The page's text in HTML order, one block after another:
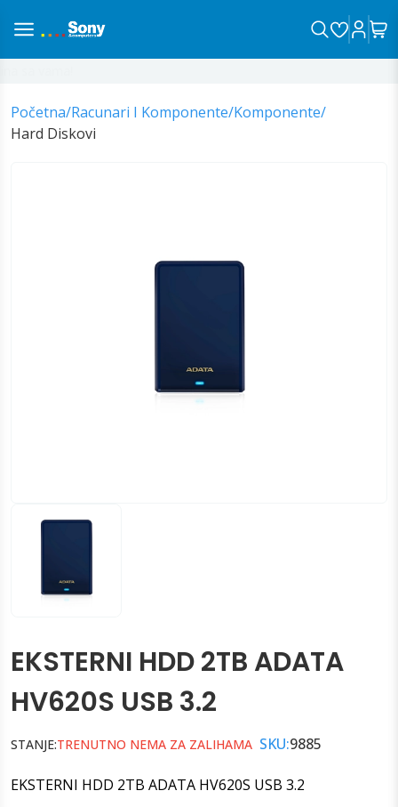
Početna/Racunari I Komponente/Komponente/
Hard Diskovi
EKSTERNI HDD 2TB ADATA
HV620S USB 3.2
STANJE:TRENUTNO NEMA ZA ZALIHAMA SKU:9885
EKSTERNI HDD 2TB ADATA HV620S USB 3.2